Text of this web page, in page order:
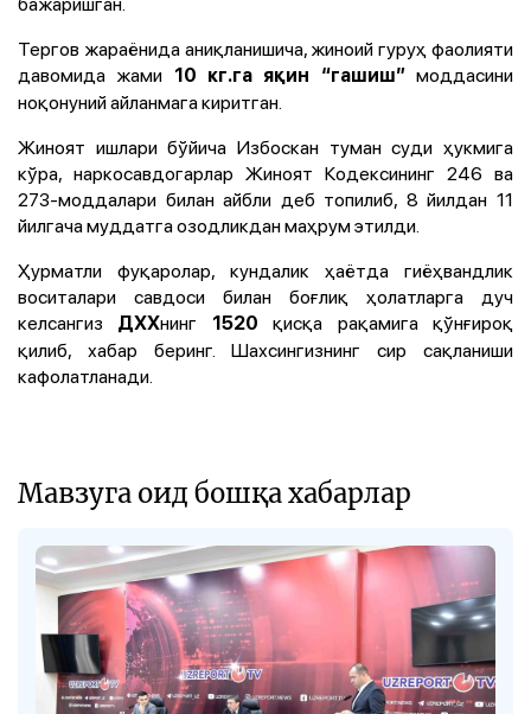
Тергов жараёнида аниқланишича, жиноий гуруҳ фаолияти
давомида жами 10 кг.га яқин “гашиш”моддасини
ноқонуний айланмага киритган.
Жиноят ишлари бўйича Избоскан туман суди ҳукмига
кўра, наркосавдогарлар Жиноят Кодексининг 246 ва
273-моддалари билан айбли деб топилиб, 8 йилдан 11
йилгача муддатга озодликдан маҳрум этилди.
Ҳурматли фуқаролар, кундалик ҳаётда гиёҳвандлик
воситалари савдоси билан боғлиқ ҳолатларга дуч
келсангиз
ДХХнинг 1520
қисқа рақамига қўнғироқ
қилиб, хабар беринг. Шахсингизнинг сир сақланиши
кафолатланади.
Мавзуга оид бошқа хабарлар